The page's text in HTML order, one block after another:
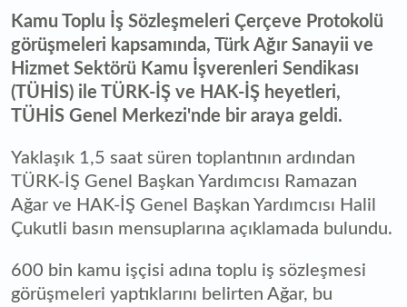
Kamu Toplu İş Sözleşmeleri Çerçeve Protokolü
görüşmeleri kapsamında, Türk Ağır Sanayii ve
Hizmet Sektörü Kamu İşverenleri Sendikası
(TÜHİS) ile TÜRK-İŞ ve HAK-İŞ heyetleri,
TÜHİS Genel Merkezi'nde bir araya geldi.
Yaklaşık 1,5 saat süren toplantının ardından
TÜRK-İŞ Genel Başkan Yardımcısı Ramazan
Ağar ve HAK-İŞ Genel Başkan Yardımcısı Halil
Çukutli basın mensuplarına açıklamada bulundu.
600 bin kamu işçisi adına toplu iş sözleşmesi
görüşmeleri yaptıklarını belirten Ağar, bu